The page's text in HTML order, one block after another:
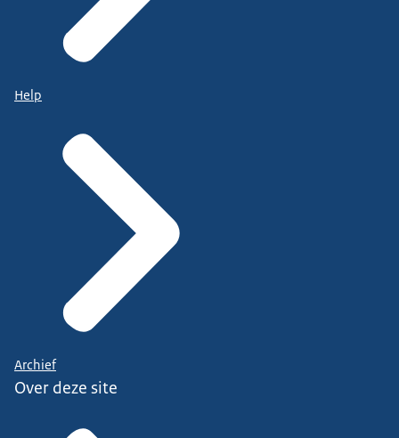
Help
Archief
Over deze site